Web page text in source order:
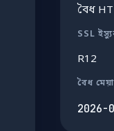
বৈধ
SSL
R12
বৈধ
2026-